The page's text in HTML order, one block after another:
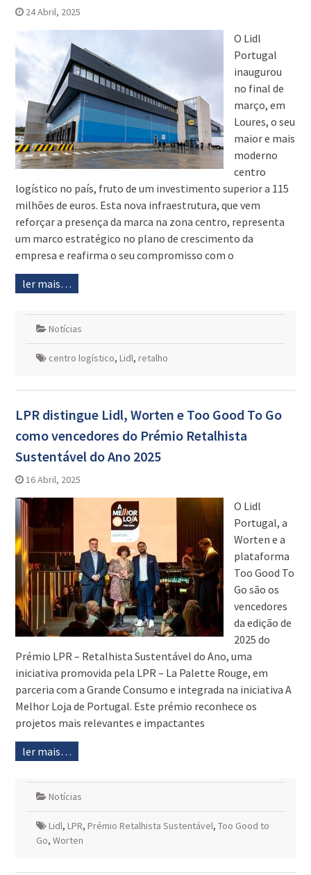
24 Abril, 2025
O Lidl
Portugal
inaugurou
no final de
março, em
Loures, o seu
maior e mais
moderno
centro
logístico no país, fruto de um investimento superior a 115
milhões de euros. Esta nova infraestrutura, que vem
reforçar a presença da marca na zona centro, representa
um marco estratégico no plano de crescimento da
empresa e reafirma o seu compromisso com o
ler mais…
Notícias
centro logístico, Lidl, retalho
LPR distingue Lidl, Worten e Too Good To Go
como vencedores do Prémio Retalhista
Sustentável do Ano 2025
16 Abril, 2025
O Lidl
Portugal, a
Worten e a
plataforma
Too Good To
Go são os
vencedores
da edição de
2025 do
Prémio LPR – Retalhista Sustentável do Ano, uma
iniciativa promovida pela LPR – La Palette Rouge, em
parceria com a Grande Consumo e integrada na iniciativa A
Melhor Loja de Portugal. Este prémio reconhece os
projetos mais relevantes e impactantes
ler mais…
Notícias
Lidl, LPR, Prémio Retalhista Sustentável, Too Good to
Go, Worten